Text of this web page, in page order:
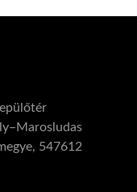
547612